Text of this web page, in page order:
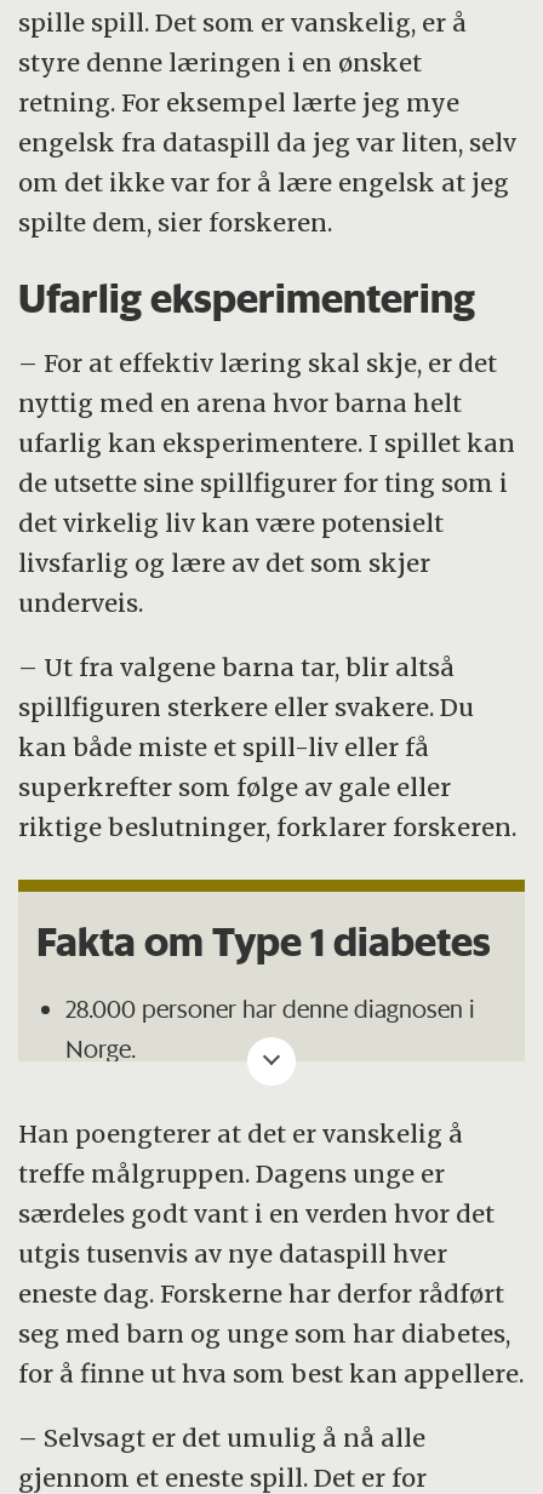
spille spill. Det som er vanskelig, er å
styre denne læringen i en ønsket
retning. For eksempel lærte jeg mye
engelsk fra dataspill da jeg var liten, selv
om det ikke var for å lære engelsk at jeg
spilte dem, sier forskeren.
Ufarlig eksperimentering
– For at effektiv læring skal skje, er det
nyttig med en arena hvor barna helt
ufarlig kan eksperimentere. I spillet kan
de utsette sine spillfigurer for ting som i
det virkelig liv kan være potensielt
livsfarlig og lære av det som skjer
underveis.
– Ut fra valgene barna tar, blir altså
spillfiguren sterkere eller svakere. Du
kan både miste et spill-liv eller få
superkrefter som følge av gale eller
riktige beslutninger, forklarer forskeren.
Fakta om Type 1 diabetes
28.000 personer har denne diagnosen i
Norge.
eller ungdom, men den kan også oppstå
senere. Det finnes ingen kur mot
sykdommen, man må leve med den livet
ut.
Årsaken til Type 1 diabetes er ikke
levevaner. Det er en autoimmun sykdom
som oppstår helt tilfeldig. Autoimmune
sykdommer får kroppens eget
immunsystem til feilaktig å angripe friske
Han poengterer at det er vanskelig å
treffe målgruppen. Dagens unge er
særdeles godt vant i en verden hvor det
utgis tusenvis av nye dataspill hver
eneste dag. Forskerne har derfor rådført
seg med barn og unge som har diabetes,
for å finne ut hva som best kan appellere.
– Selvsagt er det umulig å nå alle
gjennom et eneste spill. Det er for